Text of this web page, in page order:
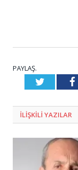
PAYLAŞ.
Twitter
ILIŞKILI YAZILAR